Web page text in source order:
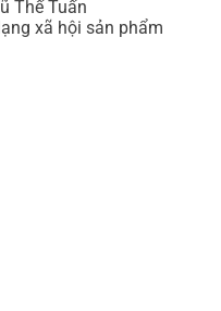
Thế Tuấn
xã hội sản phẩm